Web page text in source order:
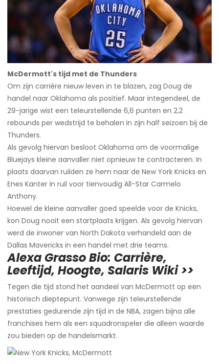
McDermott's tijd met de Thunders
Om zijn carrière nieuw leven in te blazen, zag Doug de
handel naar Oklahoma als positief. Maar integendeel, de
29-jarige wist een teleurstellende 6,6 punten en 2,2
rebounds per wedstrijd te behalen in zijn half seizoen bij de
Thunders.
Als gevolg hiervan besloot Oklahoma om de voormalige
Bluejays kleine aanvaller niet opnieuw te contracteren. In
plaats daarvan ruilden ze hem naar de New York Knicks en
Enes Kanter in ruil voor tienvoudig All-Star Carmelo
Anthony.
Hoewel de kleine aanvaller goed speelde voor de Knicks,
kon Doug nooit een startplaats krijgen. Als gevolg hiervan
werd de inwoner van North Dakota verhandeld aan de
Dallas Mavericks in een handel met drie teams.
Alexa Grasso Bio: Carrière,
Leeftijd, Hoogte, Salaris Wiki >>
Tegen die tijd stond het aandeel van McDermott op een
historisch dieptepunt. Vanwege zijn teleurstellende
prestaties gedurende zijn tijd in de NBA, zagen bijna alle
franchises hem als een squadronspeler die alleen waarde
zou bieden op de handelsmarkt.